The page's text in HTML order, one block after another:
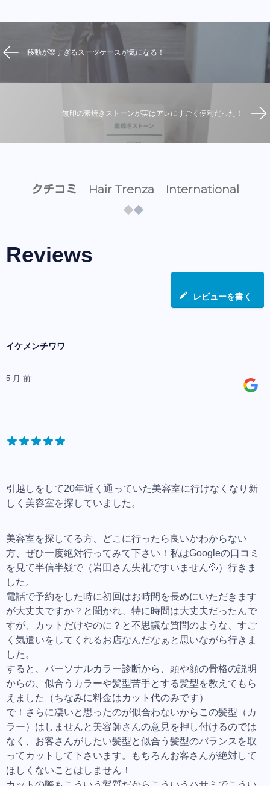
移動が楽すぎるスーツケースが気になる！
無印の素焼きストーンが実はアレにすごく便利だった！
クチコミ Hair Trenza International
Reviews
レビューを書く
イケメンチワワ
5 月 前
引越しをして20年近く通っていた美容室に行けなくなり新
しく美容室を探していました。
美容室を探してる方、どこに行ったら良いかわからない
方、ぜひ一度絶対行ってみて下さい！私はGoogleの口コミ
を見て半信半疑で（岩田さん失礼ですいません💦）行きま
した。
電話で予約をした時に初回はお時間を長めにいただきます
が大丈夫ですか？と聞かれ、特に時間は大丈夫だったんで
すが、カットだけやのに？と不思議な質問のような、すご
く気遣いをしてくれるお店なんだなぁと思いながら行きま
した。
すると、パーソナルカラー診断から、頭や顔の骨格の説明
からの、似合うカラーや髪型苦手とする髪型を教えてもら
えました（ちなみに料金はカット代のみです）
で！さらに凄いと思ったのが似合わないからこの髪型（カ
ラー）はしませんと美容師さんの意見を押し付けるのでは
なく、お客さんがしたい髪型と似合う髪型のバランスを取
ってカットして下さいます。もちろんお客さんが絶対して
ほしくないことはしません！